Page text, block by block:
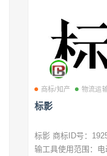
商标/知产 物流运
标影
标影 商标ID号：1925366所属类别：第12类-运
输工具使用范围：电